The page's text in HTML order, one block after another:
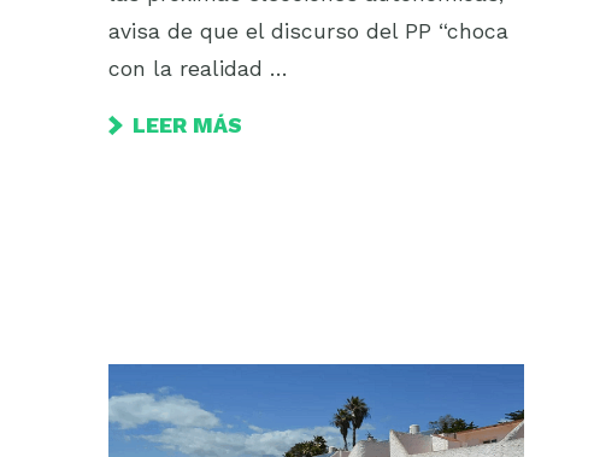
avisa de que el discurso del PP “choca
con la realidad …
LEER MÁS